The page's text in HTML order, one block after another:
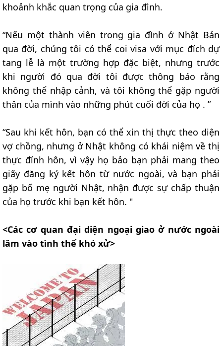
khoảnh khắc quan trọng của gia đình.
“Nếu một thành viên trong gia đình ở Nhật Bản
qua đời, chúng tôi có thể coi visa với mục đích dự
tang lễ là một trường hợp đặc biệt, nhưng trước
khi người đó qua đời tôi được thông báo rằng
không thể nhập cảnh, và tôi không thể gặp người
thân của mình vào những phút cuối đời của họ . ”
“Sau khi kết hôn, bạn có thể xin thị thực theo diện
vợ chồng, nhưng ở Nhật không có khái niệm về thị
thực đính hôn, vì vậy họ bảo bạn phải mang theo
giấy đăng ký kết hôn từ nước ngoài, và bạn phải
gặp bố mẹ người Nhật, nhận được sự chấp thuận
của họ trước khi bạn kết hôn. "
<Các cơ quan đại diện ngoại giao ở nước ngoài
lâm vào tình thế khó xử>